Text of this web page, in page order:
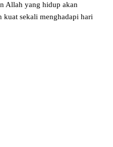
Allah yang hidup akan
kuat sekali menghadapi hari